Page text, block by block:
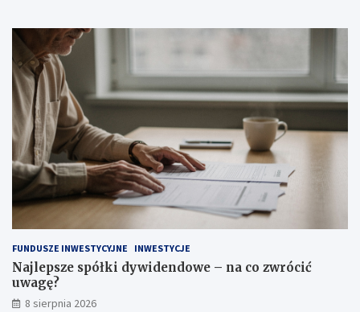
z
t
a
ć
?
–
a
c
o
z
w
r
c
ć
u
w
a
g
ę
?
FUNDUSZE INWESTYCYJNE INWESTYCJE
Najlepsze spółki dywidendowe – na co zwrócić
uwagę?
8 sierpnia 2026